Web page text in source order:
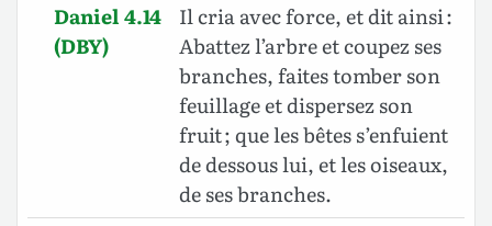
Daniel 4.14
(DBY)
Il cria avec force, et dit ainsi :
Abattez l’arbre et coupez ses
branches, faites tomber son
feuillage et dispersez son
fruit ; que les bêtes s’enfuient
de dessous lui, et les oiseaux,
de ses branches.